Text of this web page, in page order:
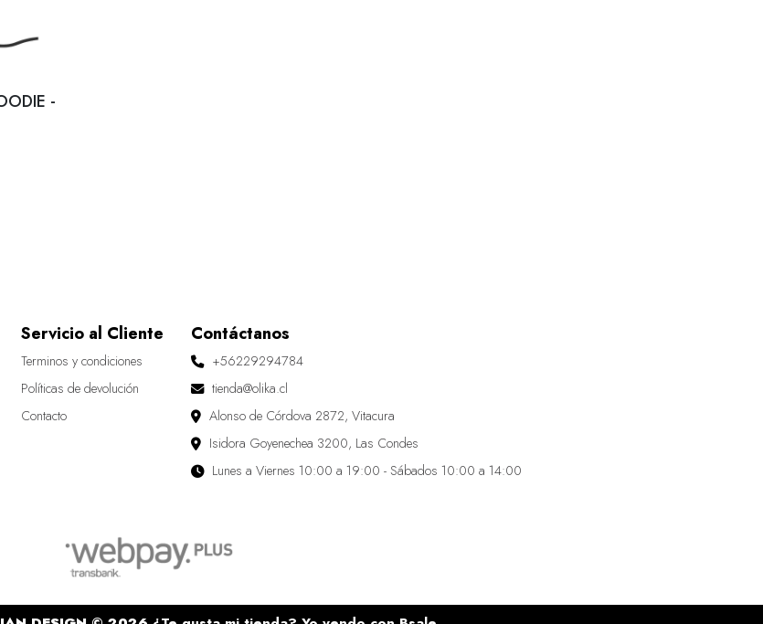
-
Servicio al Cliente
Terminos y condiciones
Políticas de devolución
Contacto
Contáctanos
+56229294784
tienda@olika.cl
Alonso de Córdova 2872, Vitacura
Isidora Goyenechea 3200, Las Condes
Lunes a Viernes 10:00 a 19:00 - Sábados 10:00 a 14:00